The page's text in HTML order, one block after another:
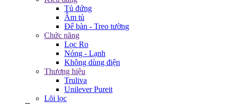
Tủ đứng
Âm tủ
Để bàn - Treo tường
Chức năng
Lọc Ro
Nóng - Lạnh
Không dùng điện
Thương hiệu
Truliva
Unilever Pureit
Lõi lọc